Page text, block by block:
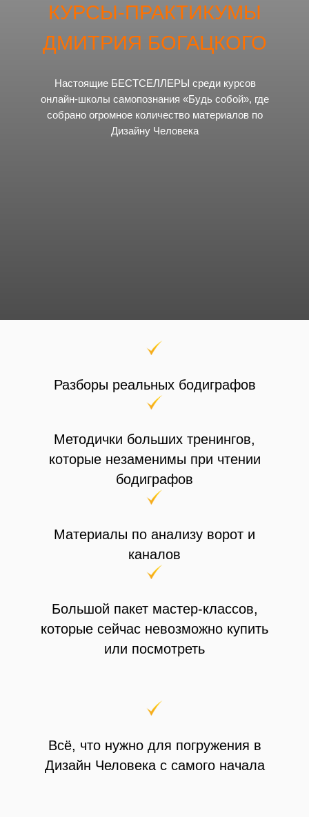
КУРСЫ-ПРАКТИКУМЫ
ДМИТРИЯ БОГАЦКОГО
Настоящие БЕСТСЕЛЛЕРЫ среди курсов
онлайн-школы самопознания «Будь собой», где
собрано огромное количество материалов по
Дизайну Человека
Разборы реальных бодиграфов
Методички больших тренингов,
которые незаменимы при чтении
бодиграфов
Материалы по анализу ворот и
каналов
Большой пакет мастер-классов,
которые сейчас невозможно купить
или посмотреть
Всё, что нужно для погружения в
Дизайн Человека с самого начала